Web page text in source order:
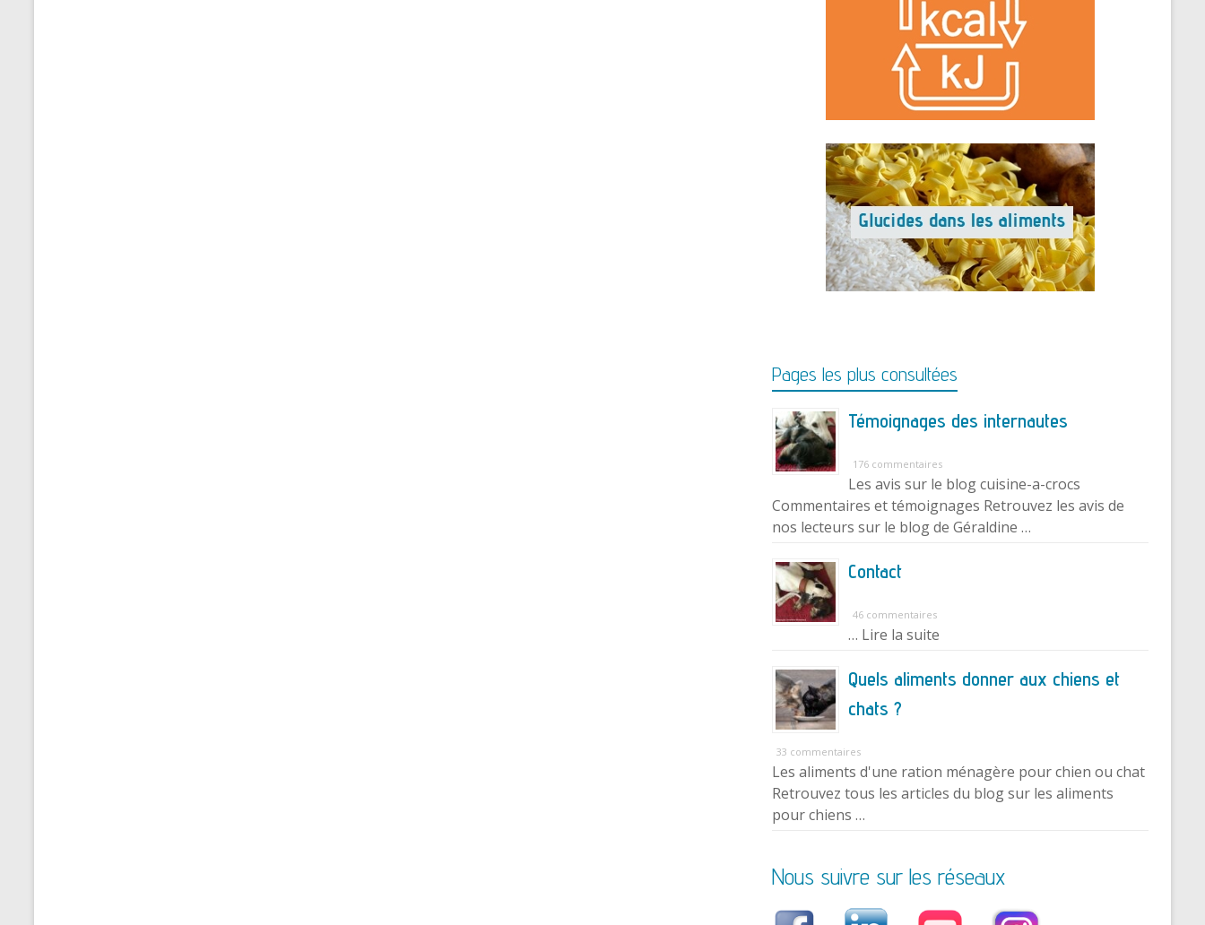
Pages les plus consultées
Témoignages des internautes
176 commentaires
Les avis sur le blog cuisine-a-crocs
Commentaires et témoignages Retrouvez les avis de
nos lecteurs sur le blog de Géraldine …
Contact
46 commentaires
… Lire la suite
Quels aliments donner aux chiens et
chats ?
33 commentaires
Les aliments d'une ration ménagère pour chien ou chat
Retrouvez tous les articles du blog sur les aliments
pour chiens …
Nous suivre sur les réseaux